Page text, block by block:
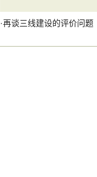
·再谈三线建设的评价问题